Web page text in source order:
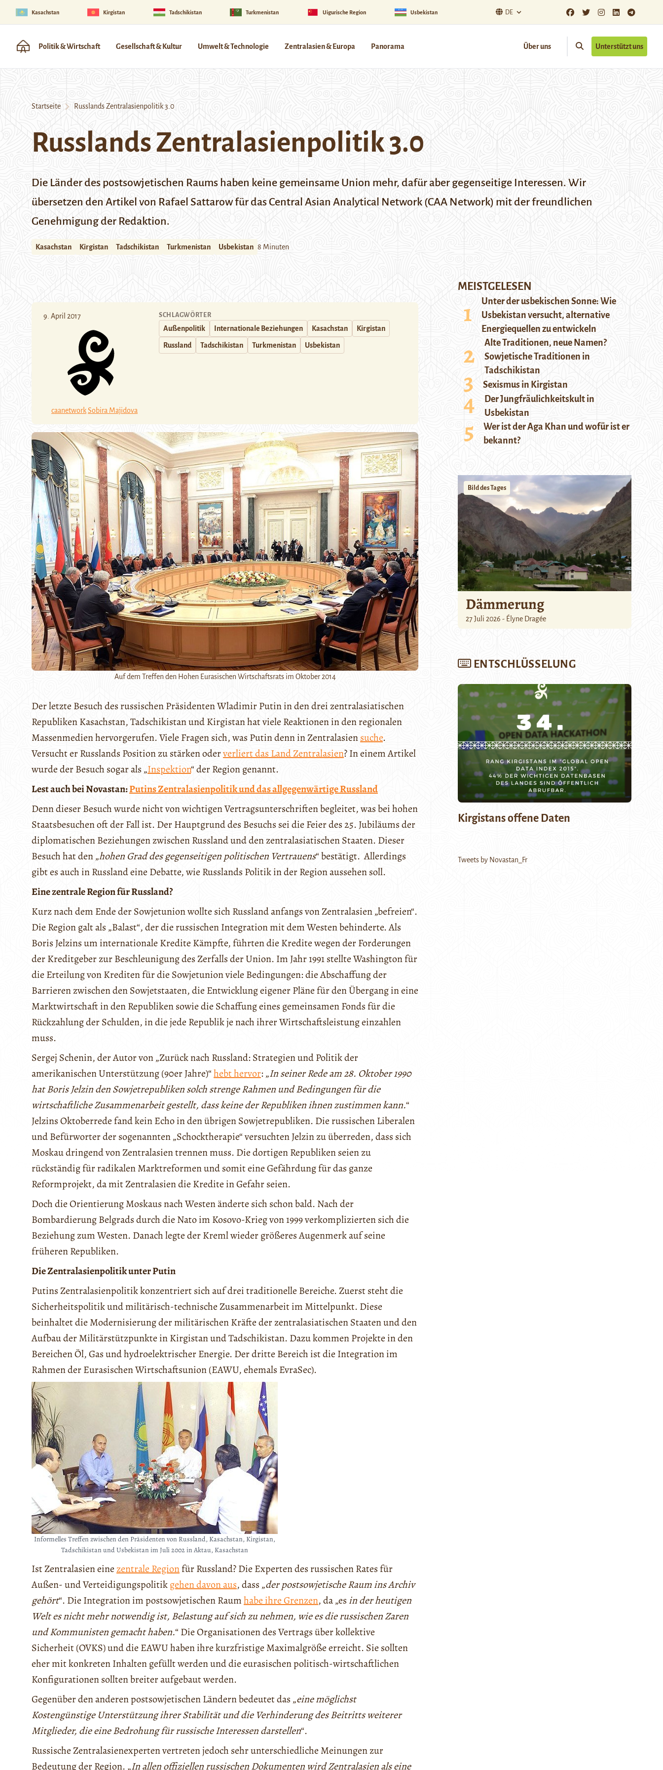
Kasachstan Kirgistan Tadschikistan Turkmenistan Uigurische Region Usbekistan DE
Politik & Wirtschaft Gesellschaft & Kultur Umwelt & Technologie Zentralasien & Europa Panorama Über uns Unterstützt uns
Startseite Russlands Zentralasienpolitik 3.0
Russlands Zentralasienpolitik 3.0
Die Länder des postsowjetischen Raums haben keine gemeinsame Union mehr, dafür aber gegenseitige Interessen. Wir
übersetzen den Artikel von Rafael Sattarow für dasCentral Asian Analytical Network (CAA Network) mit der freundlichen
Genehmigung der Redaktion.
Kasachstan Kirgistan Tadschikistan Turkmenistan Usbekistan 8 Minuten
9. April 2017
caanetworkSobira Majidova
SCHLAGWÖRTER
Außenpolitik Internationale Beziehungen Kasachstan Kirgistan
Russland Tadschikistan Turkmenistan Usbekistan
Auf dem Treffen den Hohen Eurasischen Wirtschaftsrats im Oktober 2014
Der letzte Besuch des russischen Präsidenten Wladimir Putin in den drei zentralasiatischen
Republiken Kasachstan, Tadschikistan und Kirgistan hat viele Reaktionen in den regionalen
Massenmedien hervorgerufen. Viele Fragen sich, was Putin denn in Zentralasiensuche.
Versucht er Russlands Position zu stärken oderverliert das Land Zentralasien? In einem Artikel
wurde der Besuch sogar als „Inspektion“ der Region genannt.
Lest auch bei Novastan:Putins Zentralasienpolitik und das allgegenwärtige Russland
Denn dieser Besuch wurde nicht von wichtigen Vertragsunterschriften begleitet, was bei hohen
Staatsbesuchen oft der Fall ist. Der Hauptgrund des Besuchs sei die Feier des 25. Jubiläums der
diplomatischen Beziehungen zwischen Russland und den zentralasiatischen Staaten. Dieser
Besuch hat den „hohen Grad des gegenseitigen politischen Vertrauens“ bestätigt. Allerdings
gibt es auch in Russland eine Debatte, wie Russlands Politik in der Region aussehen soll.
Eine zentrale Region für Russland?
Kurz nach dem Ende der Sowjetunion wollte sich Russland anfangs von Zentralasien „befreien“.
Die Region galt als „Balast“, der die russischen Integration mit dem Westen behinderte. Als
Boris Jelzins um internationale Kredite Kämpfte, führten die Kredite wegen der Forderungen
der Kreditgeber zur Beschleunigung des Zerfalls der Union. Im Jahr 1991 stellte Washington für
die Erteilung von Krediten für die Sowjetunion viele Bedingungen: die Abschaffung der
Barrieren zwischen den Sowjetstaaten, die Entwicklung eigener Pläne für den Übergang in eine
Marktwirtschaft in den Republiken sowie die Schaffung eines gemeinsamen Fonds für die
Rückzahlung der Schulden, in die jede Republik je nach ihrer Wirtschaftsleistung einzahlen
muss.
Sergej Schenin, der Autor von „Zurück nach Russland: Strategien und Politik der
amerikanischen Unterstützung (90er Jahre)“hebt hervor: „In seiner Rede am 28. Oktober 1990
hat Boris Jelzin den Sowjetrepubliken solch strenge Rahmen und Bedingungen für die
wirtschaftliche Zusammenarbeit gestellt, dass keine der Republiken ihnen zustimmen kann.“
Jelzins Oktoberrede fand kein Echo in den übrigen Sowjetrepubliken. Die russischen Liberalen
und Befürworter der sogenannten „Schocktherapie“ versuchten Jelzin zu überreden, dass sich
Moskau dringend von Zentralasien trennen muss. Die dortigen Republiken seien zu
rückständig für radikalen Marktreformen und somit eine Gefährdung für das ganze
Reformprojekt, da mit Zentralasien die Kredite in Gefahr seien.
Doch die Orientierung Moskaus nach Westen änderte sich schon bald. Nach der
Bombardierung Belgrads durch die Nato im Kosovo-Krieg von 1999 verkomplizierten sich die
Beziehung zum Westen. Danach legte der Kreml wieder größeres Augenmerk auf seine
früheren Republiken.
Die Zentralasienpolitik unter Putin
Putins Zentralasienpolitik konzentriert sich auf drei traditionelle Bereiche. Zuerst steht die
Sicherheitspolitik und militärisch-technische Zusammenarbeit im Mittelpunkt. Diese
beinhaltet die Modernisierung der militärischen Kräfte der zentralasiatischen Staaten und den
Aufbau der Militärstützpunkte in Kirgistan und Tadschikistan. Dazu kommen Projekte in den
Bereichen Öl, Gas und hydroelektrischer Energie. Der dritte Bereich ist die Integration im
Rahmen der Eurasischen Wirtschaftsunion (EAWU, ehemals EvraSec).
Informelles Treffen zwischen den Präsidenten von Russland, Kasachstan, Kirgistan,
Tadschikistan und Usbekistan im Juli 2002 in Aktau, Kasachstan
Ist Zentralasien einezentrale Regionfür Russland? Die Experten des russischen Rates für
Außen- und Verteidigungspolitikgehen davon aus, dass „der postsowjetische Raum ins Archiv
gehört“. Die Integration im postsowjetischen Raumhabe ihre Grenzen, da „es in der heutigen
Welt es nicht mehr notwendig ist, Belastung auf sich zu nehmen, wie es die russischen Zaren
und Kommunisten gemacht haben.“ Die Organisationen des Vertrags über kollektive
Sicherheit (OVKS) und die EAWU haben ihre kurzfristige Maximalgröße erreicht. Sie sollten
eher mit konkreten Inhalten gefüllt werden und die eurasischen politisch-wirtschaftlichen
Konfigurationen sollten breiter aufgebaut werden.
Gegenüber den anderen postsowjetischen Ländern bedeutet das „eine möglichst
Kostengünstige Unterstützung ihrer Stabilität und die Verhinderung des Beitritts weiterer
Mitglieder, die eine Bedrohung für russische Interessen darstellen“.
Russische Zentralasienexperten vertreten jedoch sehr unterschiedliche Meinungen zur
Bedeutung der Region. „In allen offiziellen russischen Dokumenten wird Zentralasien als eine
MEISTGELESEN
Unter der usbekischen Sonne: Wie
Usbekistan versucht, alternative
Energiequellen zu entwickeln
Alte Traditionen, neue Namen?
Sowjetische Traditionen in
Tadschikistan
Sexismus in Kirgistan
Der Jungfräulichkeitskult in
Usbekistan
Wer ist der Aga Khan und wofür ist er
bekannt?
Bild des Tages
Dämmerung
27 Juli 2026 - Élyne Dragée
ENTSCHLÜSSELUNG
Kirgistans offene Daten
Tweets by Novastan_Fr